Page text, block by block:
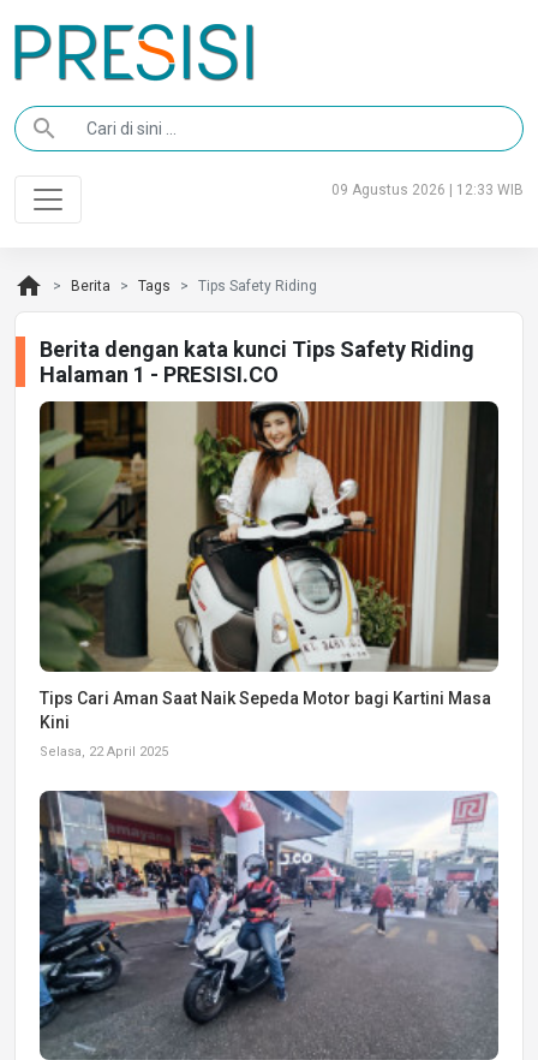
search
09 Agustus 2026 | 12:33 WIB
home Berita Tags Tips Safety Riding
Berita dengan kata kunci Tips Safety Riding
Halaman 1 - PRESISI.CO
Tips Cari Aman Saat Naik Sepeda Motor bagi Kartini Masa
Kini
Selasa, 22 April 2025